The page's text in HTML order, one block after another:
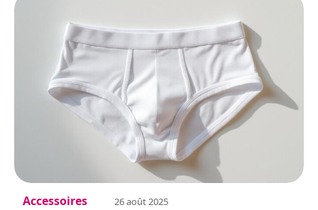
Accessoires 26 août 2025